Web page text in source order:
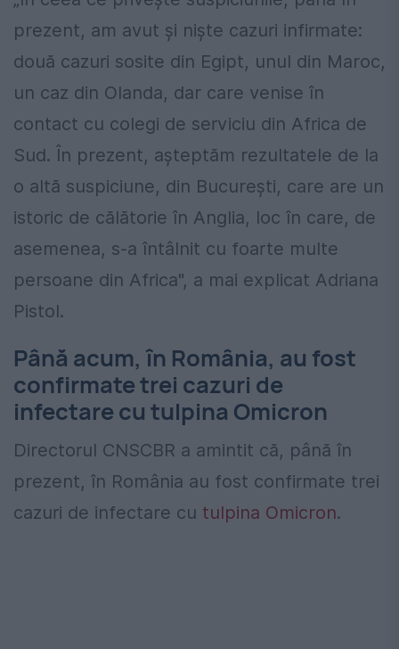
prezent, am avut şi nişte cazuri infirmate:
două cazuri sosite din Egipt, unul din Maroc,
un caz din Olanda, dar care venise în
contact cu colegi de serviciu din Africa de
Sud. În prezent, aşteptăm rezultatele de la
o altă suspiciune, din Bucureşti, care are un
istoric de călătorie în Anglia, loc în care, de
asemenea, s-a întâlnit cu foarte multe
persoane din Africa", a mai explicat Adriana
Pistol.
Până acum, în România, au fost
confirmate trei cazuri de
infectare cu tulpina Omicron
Directorul CNSCBR a amintit că, până în
prezent, în România au fost confirmate trei
cazuri de infectare cu tulpina Omicron.